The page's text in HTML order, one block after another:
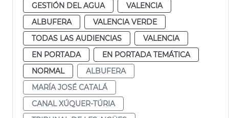
GESTIÓN DEL AGUA
VALENCIA
ALBUFERA
VALENCIA VERDE
TODAS LAS AUDIENCIAS
VALENCIA
EN PORTADA
EN PORTADA TEMÁTICA
NORMAL
ALBUFERA
MARÍA JOSÉ CATALÁ
CANAL XÚQUER-TÚRIA